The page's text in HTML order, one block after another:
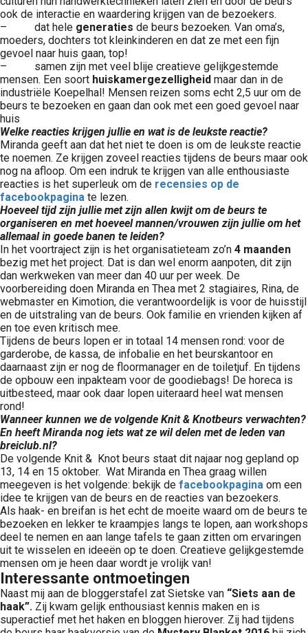
ook de interactie en waardering krijgen van de bezoekers.
– dat hele generaties de beurs bezoeken. Van oma’s,
moeders, dochters tot kleinkinderen en dat ze met een fijn
gevoel naar huis gaan, top!
– samen zijn met veel blije creatieve gelijkgestemde
mensen. Een soort huiskamergezelligheid maar dan in de
industriële Koepelhal! Mensen reizen soms echt 2,5 uur om de
beurs te bezoeken en gaan dan ook met een goed gevoel naar
huis
Welke reacties krijgen jullie en wat is de leukste reactie?
Miranda geeft aan dat het niet te doen is om de leukste reactie
te noemen. Ze krijgen zoveel reacties tijdens de beurs maar ook
nog na afloop. Om een indruk te krijgen van alle enthousiaste
reacties is het superleuk om de recensies op de
facebookpagina te lezen.
Hoeveel tijd zijn jullie met zijn allen kwijt om de beurs te
organiseren en met hoeveel mannen/vrouwen zijn jullie om het
allemaal in goede banen te leiden?
In het voortraject zijn is het organisatieteam zo’n 4 maanden
bezig met het project. Dat is dan wel enorm aanpoten, dit zijn
dan werkweken van meer dan 40 uur per week. De
voorbereiding doen Miranda en Thea met 2 stagiaires, Rina, de
webmaster en Kimotion, die verantwoordelijk is voor de huisstijl
en de uitstraling van de beurs. Ook familie en vrienden kijken af
en toe even kritisch mee.
Tijdens de beurs lopen er in totaal 14 mensen rond: voor de
garderobe, de kassa, de infobalie en het beurskantoor en
daarnaast zijn er nog de floormanager en de toiletjuf. En tijdens
de opbouw een inpakteam voor de goodiebags! De horeca is
uitbesteed, maar ook daar lopen uiteraard heel wat mensen
rond!
Wanneer kunnen we de volgende Knit & Knotbeurs verwachten?
En heeft Miranda nog iets wat ze wil delen met de leden van
breiclub.nl?
De volgende Knit & Knot beurs staat dit najaar nog gepland op
13, 14 en 15 oktober. Wat Miranda en Thea graag willen
meegeven is het volgende: bekijk de facebookpagina om een
idee te krijgen van de beurs en de reacties van bezoekers.
Als haak- en breifan is het echt de moeite waard om de beurs te
bezoeken en lekker te kraampjes langs te lopen, aan workshops
deel te nemen en aan lange tafels te gaan zitten om ervaringen
uit te wisselen en ideeën op te doen. Creatieve gelijkgestemde
mensen om je heen daar wordt je vrolijk van!
Interessante ontmoetingen
Naast mij aan de bloggerstafel zat Sietske van “Siets aan de
haak”. Zij kwam gelijk enthousiast kennis maken en is
superactief met het haken en bloggen hierover. Zij had tijdens